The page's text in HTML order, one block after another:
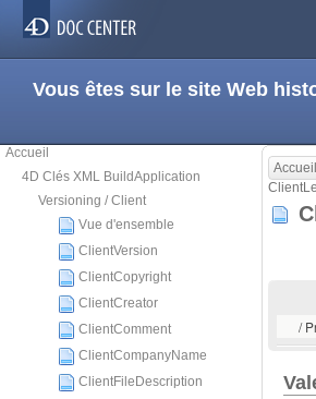
Vous êtes sur le site Web
Accueil
4D Clés XML BuildApplication
Versioning / Client
Vue d'ensemble
ClientVersion
ClientCopyright
ClientCreator
ClientComment
ClientCompanyName
ClientFileDescription
Accueil
/